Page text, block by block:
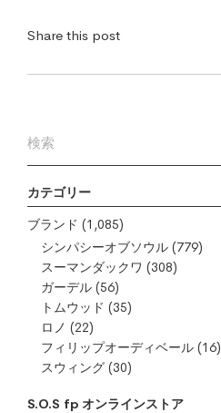
カテゴリー
ブランド (1,085)
シンパシーオブソウル (779)
スーマンダックワ (308)
ガーデル (56)
トムウッド (35)
ロノ (22)
フィリップオーディベール (16)
スウィング (30)
S.O.S fp オンラインストア
Share this post